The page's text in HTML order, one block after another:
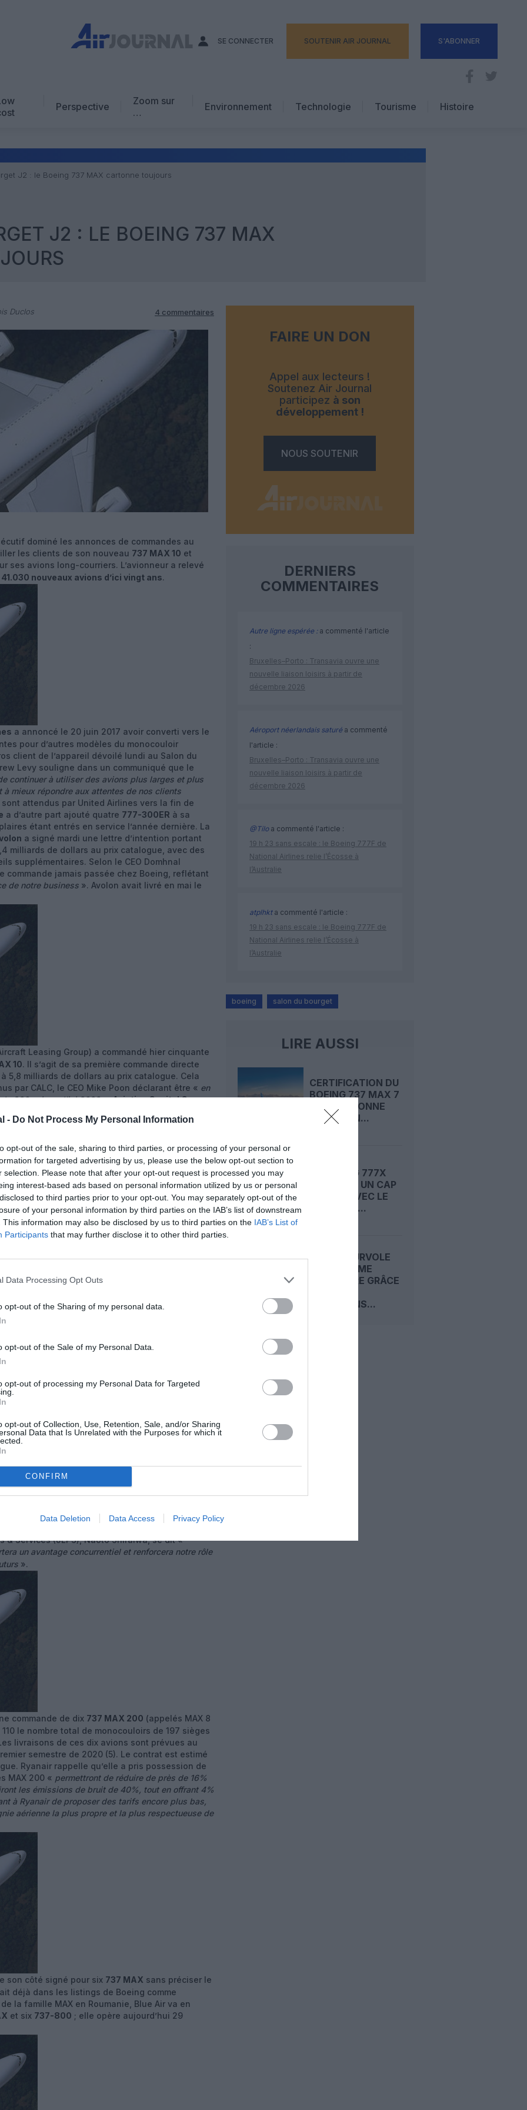
- Do Not Process My Personal Information
opt-out of the sale, sharing to third parties, or processing of your personal or
for targeted advertising by us, please use the below opt-out section to
selection. Please note that after your opt-out request is processed you may
interest-based ads based on personal information utilized by us or personal
to third parties prior to your opt-out. You may separately opt-out of the
of your personal information by third parties on the IAB’s list of downstream
This information may also be disclosed by us to third parties on the IAB’s List of
Participants that may further disclose it to other third parties.
Data Processing Opt Outs
opt-out of the Sharing of my personal data.
opt-out of the Sale of my Personal Data.
opt-out of processing my Personal Data for Targeted
opt-out of Collection, Use, Retention, Sale, and/or Sharing
Data that Is Unrelated with the Purposes for which it
CONFIRM
Data Deletion Data Access Privacy Policy
SE CONNECTER SOUTENIR AIR JOURNAL S'ABONNER
Perspective
Zoom sur
…
Avis d’expert
Environnement Technologie
Tourisme
Hôtellerie
Histoire
J2 : le Boeing 737 MAX cartonne toujours
J2 : LE BOEING 737 MAX
Duclos 4 commentaires
dominé les annonces de commandes au
les clients de son nouveau 737 MAX 10 et
ses avions long-courriers. L’avionneur a relevé
41.030 nouveaux avions d’ici vingt ans.
a annoncé le 20 juin 2017 avoir converti vers le
pour d’autres modèles du monocouloir
client de l’appareil dévoilé lundi au Salon du
Levy souligne dans un communiqué que le
continuer à utiliser des avions plus larges et plus
mieux répondre aux attentes de nos clients
sont attendus par United Airlines vers la fin de
a d’autre part ajouté quatre 777-300ER à sa
étant entrés en service l’année dernière. La
a signé mardi une lettre d’intention portant
milliards de dollars au prix catalogue, avec des
supplémentaires. Selon le CEO Domhnal
commande jamais passée chez Boeing, reflétant
de notre business ». Avolon avait livré en mai le
Leasing Group) a commandé hier cinquante
10. Il s’agit de sa première commande directe
5,8 milliards de dollars au prix catalogue. Cela
par CALC, le CEO Mike Poon déclarant être « en
230 avions d’ici 2023».Aviation Capital Group
côté annoncé une commande de vingt
de dollars au prix catalogue. ACG a déjà
MAX 8, d’une valeur totale de 1,8 millliard de
21
737-900ER
Dreamliner
fiabilité et de confort des passagers dans leurs
l’expansion de notre réseau
sa première commande chez Boeing, signant
& Services (JLPS), Naoto Shiraiwa, se dit «
un avantage concurrentiel et renforcera notre rôle
».
commande de dix 737 MAX 200 (appelés MAX 8
le nombre total de monocouloirs de 197 sièges
livraisons de ces dix avions sont prévues au
semestre de 2020 (5). Le contrat est estimé
Ryanair rappelle qu’elle a pris possession de
MAX 200 « permettront de réduire de près de 16%
les émissions de bruit de 40%, tout en offrant 4%
à Ryanair de proposer des tarifs encore plus bas,
aérienne la plus propre et la plus respectueuse de
son côté signé pour six 737 MAX sans préciser le
déjà dans les listings de Boeing comme
la famille MAX en Roumanie, Blue Air va en
et six 737-800 ; elle opère aujourd’hui 29
FAIRE UN DON
Appel aux lecteurs !
Soutenez Air Journal
participez à son
développement !
NOUS SOUTENIR
DERNIERS
COMMENTAIRES
Autre ligne espérée :a commenté l'article
:
Bruxelles–Porto : Transavia ouvre une
nouvelle liaison loisirs à partir de
décembre 2026
Aéroport néerlandais saturéa commenté
l'article :
Bruxelles–Porto : Transavia ouvre une
nouvelle liaison loisirs à partir de
décembre 2026
@Tiloa commenté l'article :
19 h 23 sans escale : le Boeing 777F de
National Airlines relie l’Écosse à
l’Australie
atplhkta commenté l'article :
19 h 23 sans escale : le Boeing 777F de
National Airlines relie l’Écosse à
l’Australie
boeing salon du bourget
LIRE AUSSI
CERTIFICATION DU
BOEING 737 MAX 7
: LA FAA DONNE
ENFIN SON...
LE BOEING 777X
FRANCHIT UN CAP
DÉCISIF AVEC LE
SEPTIÈME...
AIRBUS SURVOLE
LE DEUXIÈME
TRIMESTRE GRÂCE
LIVRAISONS...